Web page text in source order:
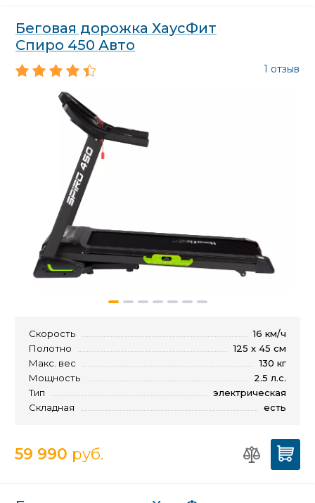
Беговая дорожка ХаусФит
Спиро 450 Авто
1 отзыв
Скорость
16 км/ч
Полотно
125 х 45 см
Макс. вес
130 кг
Мощность
2.5 л.с.
Тип
электрическая
Складная
есть
59 990 руб.